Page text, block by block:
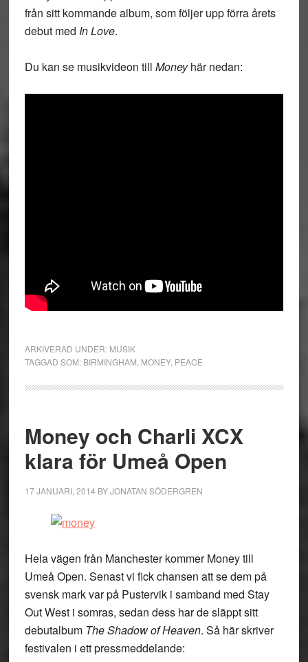
från sitt kommande album, som följer upp förra årets
debut med In Love.
Du kan se musikvideon till Moneyhär nedan:
ARKIVERAD UNDER: MUSIK
TAGGAD SOM: BIRMINGHAM MONEY, PEACE
Money och Charli XCX
klara för Umeå Open
17 JANUARI, 2014 BYJONATAN SÖDERGREN
Hela vägen från Manchester kommer Money till
Umeå Open. Senast vi fick chansen att se dem på
svensk mark var på Pustervik i samband med Stay
Out West i somras, sedan dess har de släppt sitt
debutalbum The Shadow of Heaven. Så här skriver
festivalen i ett pressmeddelande: